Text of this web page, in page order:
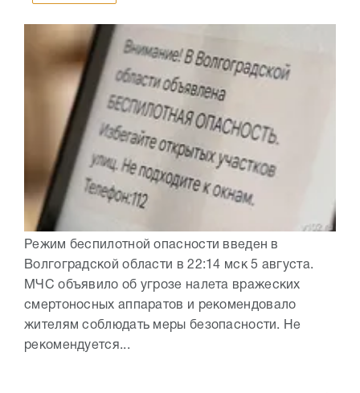
Режим беспилотной опасности введен в
Волгоградской области в 22:14 мск 5 августа.
МЧС объявило об угрозе налета вражеских
смертоносных аппаратов и рекомендовало
жителям соблюдать меры безопасности. Не
рекомендуется...